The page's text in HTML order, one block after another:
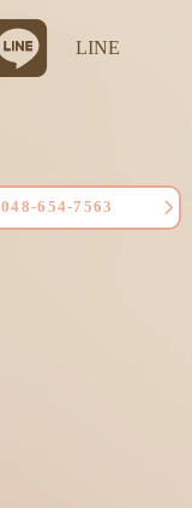
LINE
048-654-7563